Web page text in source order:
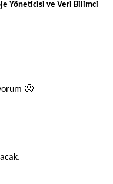
Yöneticisi ve Veri Bilimci
🙁